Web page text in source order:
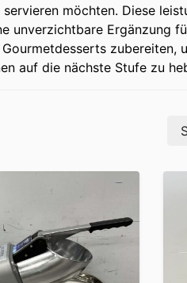
möchten. Diese
unverzichtbare Ergänzung
zubereiten,
auf die nächste Stufe zu